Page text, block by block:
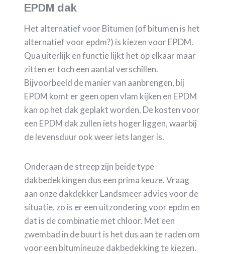
EPDM dak
Het alternatief voor Bitumen (of bitumen is het
alternatief voor epdm?) is kiezen voor EPDM.
Qua uiterlijk en functie lijkt het op elkaar maar
zitten er toch een aantal verschillen.
Bijvoorbeeld de manier van aanbrengen, bij
EPDM komt er geen open vlam kijken en EPDM
kan op het dak geplakt worden. De kosten voor
een EPDM dak zullen iets hoger liggen, waarbij
de levensduur ook weer iets langer is.
Onderaan de streep zijn beide type
dakbedekkingen dus een prima keuze. Vraag
aan onze dakdekker Landsmeer advies voor de
situatie, zo is er een uitzondering voor epdm en
dat is de combinatie met chloor. Met een
zwembad in de buurt is het dus aan te raden om
voor een bitumineuze dakbedekking te kiezen.